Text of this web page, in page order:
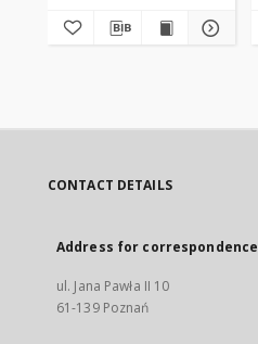
CONTACT DETAILS
Address for correspondence
ul. Jana Pawła II 10
61-139 Poznań